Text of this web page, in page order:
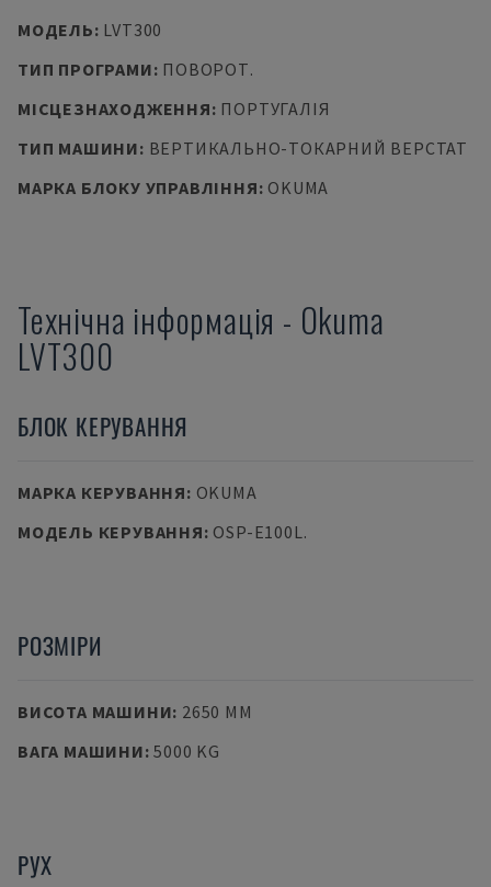
МОДЕЛЬ: LVT300
ТИП ПРОГРАМИ: ПОВОРОТ.
МІСЦЕЗНАХОДЖЕННЯ: ПОРТУГАЛІЯ
ТИП МАШИНИ: ВЕРТИКАЛЬНО-ТОКАРНИЙ ВЕРСТАТ
МАРКА БЛОКУ УПРАВЛІННЯ: OKUMA
Технічна інформація - Okuma
LVT300
БЛОК КЕРУВАННЯ
МАРКА КЕРУВАННЯ: OKUMA
МОДЕЛЬ КЕРУВАННЯ: OSP-E100L.
РОЗМІРИ
ВИСОТА МАШИНИ: 2650 MM
ВАГА МАШИНИ:5000 KG
РУХ